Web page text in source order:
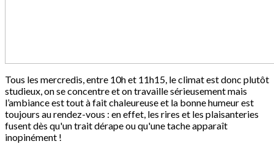
Tous les mercredis, entre 10h et 11h15, le climat est donc plutôt
studieux, on se concentre et on travaille sérieusement mais
l’ambiance est tout à fait chaleureuse et la bonne humeur est
toujours au rendez-vous : en effet, les rires et les plaisanteries
fusent dès qu'un trait dérape ou qu'une tache apparaît
inopinément !